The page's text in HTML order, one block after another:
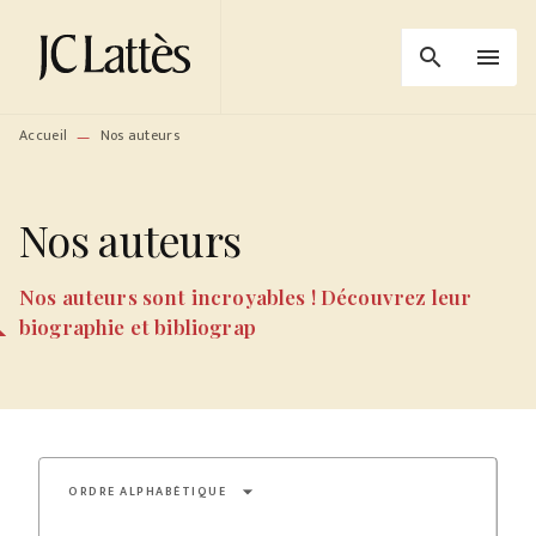
MENU RECHERCHE
PIED DE PAGE
search menu
Accueil — Nos auteurs
Nos auteurs
Nos auteurs sont incroyables ! Découvrez leur
biographie et bibliograp
ORDRE ALPHABÉTIQUE arrow_drop_down